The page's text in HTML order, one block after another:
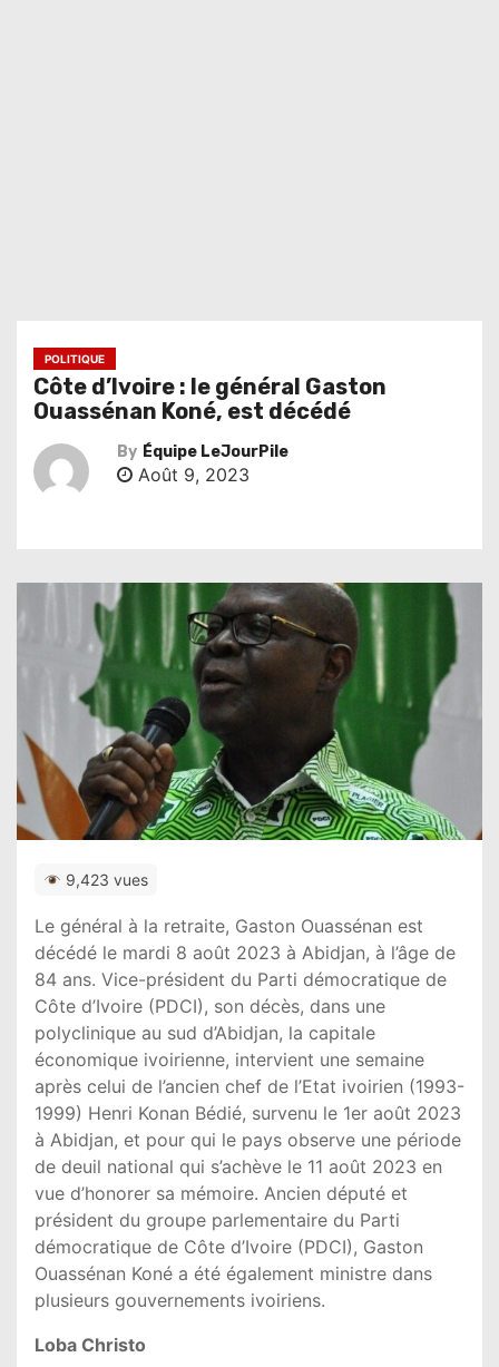
POLITIQUE
Côte d’Ivoire : le général Gaston
Ouassénan Koné, est décédé
By Équipe LeJourPile
Août 9, 2023
9,423 vues
Le général à la retraite, Gaston Ouassénan est
décédé le mardi 8 août 2023 à Abidjan, à l’âge de
84 ans. Vice-président du Parti démocratique de
Côte d’Ivoire (PDCI), son décès, dans une
polyclinique au sud d’Abidjan, la capitale
économique ivoirienne, intervient une semaine
après celui de l’ancien chef de l’Etat ivoirien (1993-
1999) Henri Konan Bédié, survenu le 1er août 2023
à Abidjan, et pour qui le pays observe une période
de deuil national qui s’achève le 11 août 2023 en
vue d’honorer sa mémoire. Ancien député et
président du groupe parlementaire du Parti
démocratique de Côte d’Ivoire (PDCI), Gaston
Ouassénan Koné a été également ministre dans
plusieurs gouvernements ivoiriens.
Loba Christo